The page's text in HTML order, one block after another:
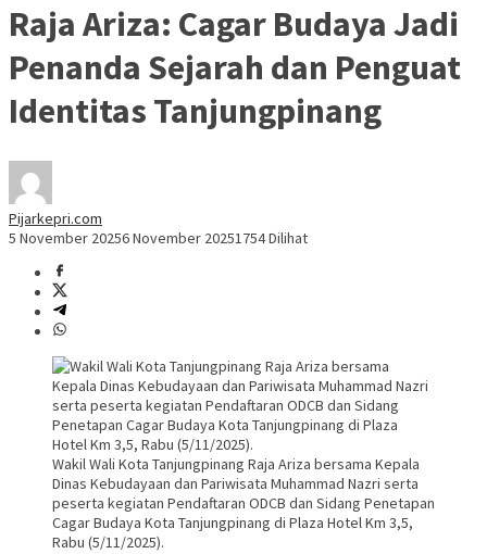
Raja Ariza: Cagar Budaya Jadi
Penanda Sejarah dan Penguat
Identitas Tanjungpinang
Pijarkepri.com
5 November 20256 November 20251754 Dilihat
Wakil Wali Kota Tanjungpinang Raja Ariza bersama Kepala
Dinas Kebudayaan dan Pariwisata Muhammad Nazri serta
peserta kegiatan Pendaftaran ODCB dan Sidang Penetapan
Cagar Budaya Kota Tanjungpinang di Plaza Hotel Km 3,5,
Rabu (5/11/2025).